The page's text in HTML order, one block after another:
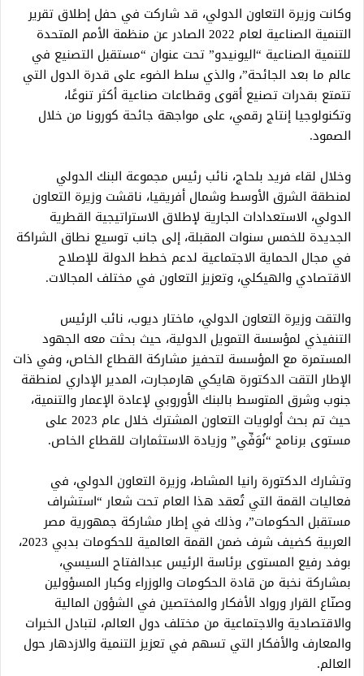
وكانت وزيرة التعاون الدولي، قد شاركت في حفل إطلاق تقرير
التنمية الصناعية لعام 2022 الصادر عن منظمة الأمم المتحدة
للتنمية الصناعية “اليونيدو” تحت عنوان “مستقبل التصنيع في
عالم ما بعد الجائحة”، والذي سلط الضوء على قدرة الدول التي
تتمتع بقدرات تصنيع أقوى وقطاعات صناعية أكثر تنوعًا،
وتكنولوجيا إنتاج رقمي، على مواجهة جائحة كورونا من خلال
الصمود.
وخلال لقاء فريد بلحاج، نائب رئيس مجموعة البنك الدولي
لمنطقة الشرق الأوسط وشمال أفريقيا، ناقشت وزيرة التعاون
الدولي، الاستعدادات الجارية لإطلاق الاستراتيجية القطرية
الجديدة للخمس سنوات المقبلة، إلى جانب توسيع نطاق الشراكة
في مجال الحماية الاجتماعية لدعم خطط الدولة للإصلاح
الاقتصادي والهيكلي، وتعزيز التعاون في مختلف المجالات.
والتقت وزيرة التعاون الدولي، ماختار ديوب، نائب الرئيس
التنفيذي لمؤسسة التمويل الدولية، حيث بحثت معه الجهود
المستمرة مع المؤسسة لتحفيز مشاركة القطاع الخاص، وفي ذات
الإطار التقت الدكتورة هايكي هارمجارت، المدير الإداري لمنطقة
جنوب وشرق المتوسط بالبنك الأوروبي لإعادة الإعمار والتنمية،
حيث تم بحث أولويات التعاون المشترك خلال عام 2023 على
مستوى برنامج “نُوَفِّي” وزيادة الاستثمارات للقطاع الخاص.
وتشارك الدكتورة رانيا المشاط، وزيرة التعاون الدولي، في
فعاليات القمة التي تُعقد هذا العام تحت شعار “استشراف
مستقبل الحكومات”، وذلك في إطار مشاركة جمهورية مصر
العربية كضيف شرف ضمن القمة العالمية للحكومات بدبي 2023،
بوفد رفيع المستوى برئاسة الرئيس عبدالفتاح السيسي،
بمشاركة نخبة من قادة الحكومات والوزراء وكبار المسؤولين
وصنّاع القرار ورواد الأفكار والمختصين في الشؤون المالية
والاقتصادية والاجتماعية من مختلف دول العالم، لتبادل الخبرات
والمعارف والأفكار التي تسهم في تعزيز التنمية والازدهار حول
العالم.